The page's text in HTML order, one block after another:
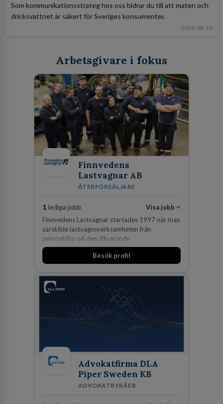
Som kommunikationsstrateg hos oss bidrar du till att maten och
dricksvattnet är säkert för Sveriges konsumenter.
2026-08-16
Arbetsgivare i fokus
Finnvedens
Lastvagnar AB
ÅTERFÖRSÄLJARE
1lediga jobb
Visa jobb
Finnvedens Lastvagnar startades 1997 när man
särskilde lastvagnsverksamheten från
personbilar på den dåvarande
huvudanläggningen i Värnamo. Sedan dess har
man expanderat kraftigt genom ett antal
den största privata återförsäljaren av Volvo
Lastvagnar och finns representerade på 20
orter i södra Sverige.
Besök profil
Advokatfirma DLA
Piper Sweden KB
ADVOKATBYRÅER